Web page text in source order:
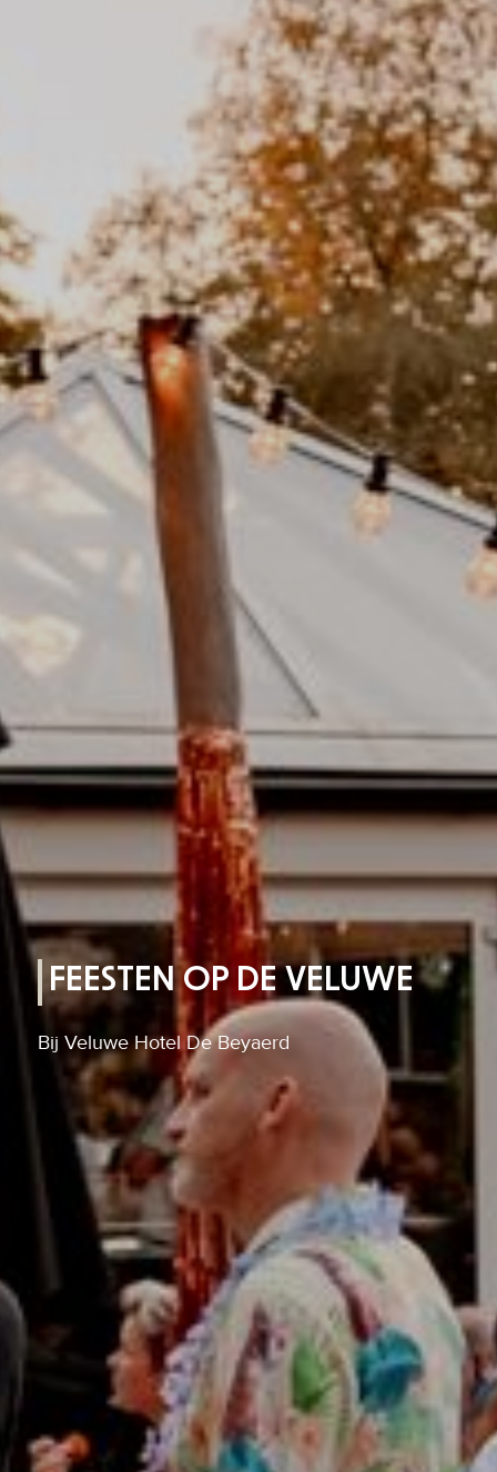
FEESTEN OP DE VELUWE
Bij Veluwe Hotel De Beyaerd